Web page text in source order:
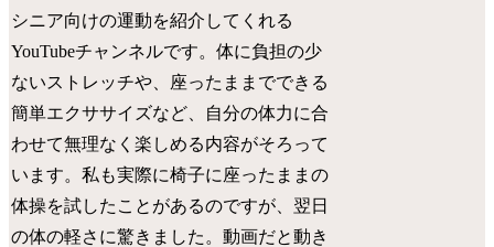
シニア向けの運動を紹介してくれる
YouTubeチャンネルです。体に負担の少
ないストレッチや、座ったままでできる
簡単エクササイズなど、自分の体力に合
わせて無理なく楽しめる内容がそろって
います。私も実際に椅子に座ったままの
体操を試したことがあるのですが、翌日
の体の軽さに驚きました。動画だと動き